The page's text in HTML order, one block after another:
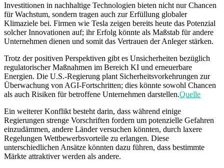
Investitionen in nachhaltige Technologien bieten nicht nur Chancen
für Wachstum, sondern tragen auch zur Erfüllung globaler
Klimaziele bei. Firmen wie Tesla zeigen bereits heute das Potenzial
solcher Innovationen auf; ihr Erfolg könnte als Maßstab für andere
Unternehmen dienen und somit das Vertrauen der Anleger stärken.
Trotz der positiven Perspektiven gibt es Unsicherheiten bezüglich
regulatorischer Maßnahmen im Bereich KI und erneuerbare
Energien. Die U.S.-Regierung plant Sicherheitsvorkehrungen zur
Überwachung von AGI-Fortschritten; dies könnte sowohl Chancen
als auch Risiken für betroffene Unternehmen darstellen.Quelle
Ein weiterer Konflikt besteht darin, dass während einige
Regierungen strenge Vorschriften fordern um potenzielle Gefahren
einzudämmen, andere Länder versuchen könnten, durch laxere
Regelungen Wettbewerbsvorteile zu erlangen. Diese
unterschiedlichen Ansätze könnten dazu führen, dass bestimmte
Märkte attraktiver werden als andere.